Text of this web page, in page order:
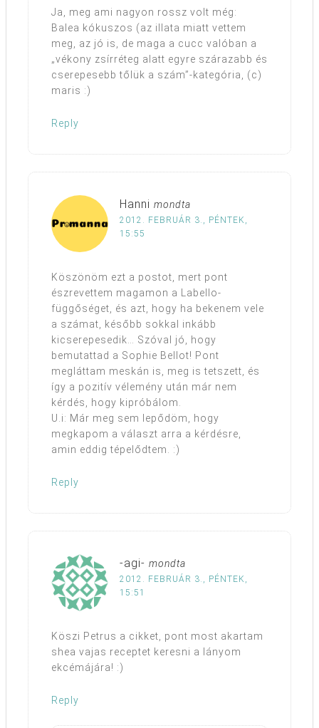
Ja, meg ami nagyon rossz volt még:
Balea kókuszos (az illata miatt vettem
meg, az jó is, de maga a cucc valóban a
„vékony zsírréteg alatt egyre szárazabb és
cserepesebb tőlük a szám”-kategória, (c)
maris :)
Reply
Hanni mondta
2012. FEBRUÁR 3., PÉNTEK,
15:55
Köszönöm ezt a postot, mert pont
észrevettem magamon a Labello-
függőséget, és azt, hogy ha bekenem vele
a számat, később sokkal inkább
kicserepesedik… Szóval jó, hogy
bemutattad a Sophie Bellot! Pont
megláttam meskán is, meg is tetszett, és
így a pozitív vélemény után már nem
kérdés, hogy kipróbálom.
U.i: Már meg sem lepődöm, hogy
megkapom a választ arra a kérdésre,
amin eddig tépelődtem. :)
Reply
-agi- mondta
2012. FEBRUÁR 3., PÉNTEK,
15:51
Köszi Petrus a cikket, pont most akartam
shea vajas receptet keresni a lányom
ekcémájára! :)
Reply